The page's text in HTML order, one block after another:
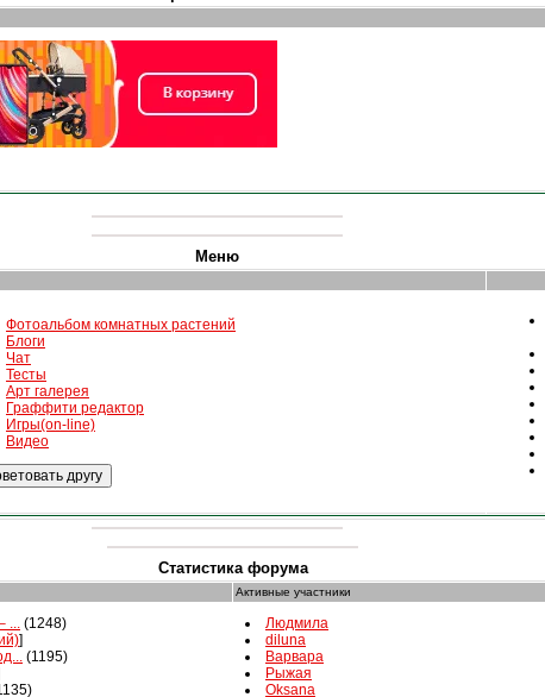
Меню
Фотоальбом комнатных растений
Блоги
Чат
Тесты
Арт галерея
Граффити редактор
Игры(on-line)
Видео
Статистика форума
Активные участники
... (1248)
]
(1195)
Людмила
diluna
Варвара
Рыжая
Oksana